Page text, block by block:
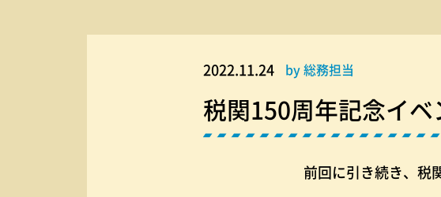
2022.11.24 by 総務担当
税関150周年記念イ
前回に引き続き、税